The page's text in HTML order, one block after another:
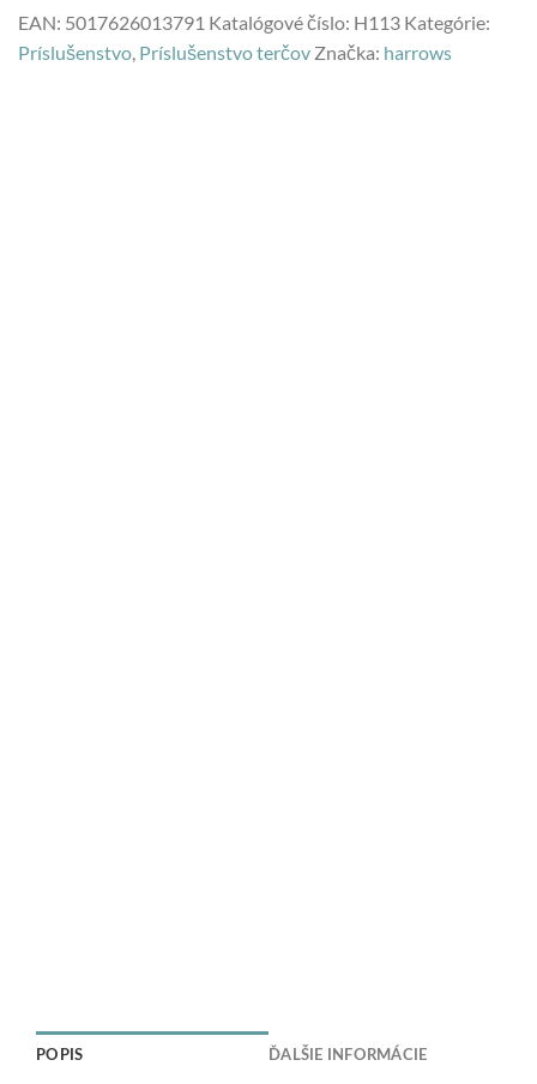
EAN: 5017626013791 Katalógové číslo: H113 Kategórie:
Príslušenstvo Príslušenstvo terčov Značka: harrows
POPIS ĎALŠIE INFORMÁCIE